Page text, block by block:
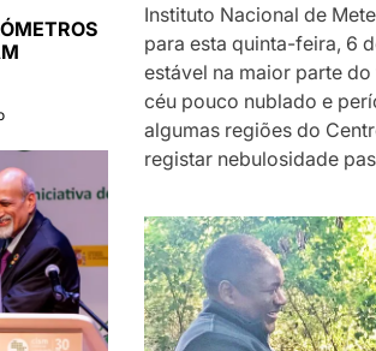
Instituto Nacional de
para esta quinta-feira, 6
estável na maior parte
céu pouco nublado e
algumas regiões do
registar nebulosidade